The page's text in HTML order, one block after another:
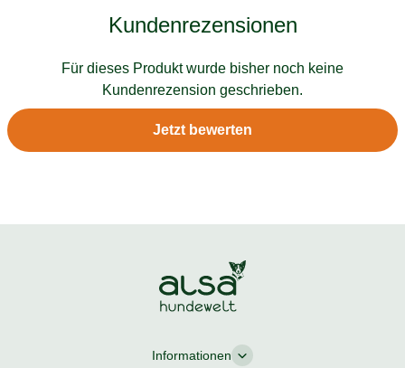
Kundenrezensionen
Für dieses Produkt wurde bisher noch keine
Kundenrezension geschrieben.
Jetzt bewerten
Informationen